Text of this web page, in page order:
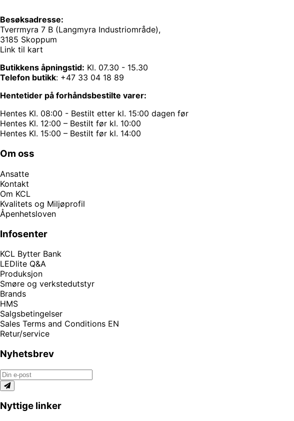
Besøksadresse:
Tverrmyra 7 B (Langmyra Industriområde),
3185 Skoppum
Link til kart
Butikkens åpningstid: Kl. 07.30 - 15.30
Telefon butikk: +47 33 04 18 89
Hentetider på forhåndsbestilte varer:
Hentes Kl. 08:00 - Bestilt etter kl. 15:00 dagen før
Hentes Kl. 12:00 – Bestilt før kl. 10:00
Hentes Kl. 15:00 – Bestilt før kl. 14:00
Om oss
Ansatte
Kontakt
Om KCL
Kvalitets og Miljøprofil
Åpenhetsloven
Infosenter
KCL Bytter Bank
LEDlite Q&A
Produksjon
Smøre og verkstedutstyr
Brands
HMS
Salgsbetingelser
Sales Terms and Conditions EN
Retur/service
Nyhetsbrev
Nyttige linker